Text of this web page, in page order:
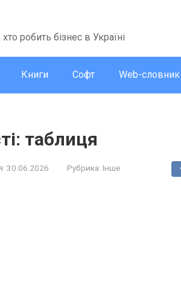
робить бізнес в Україні
Книги Софт Web-словник
таблиця
30.06.2026 Рубрика: Інше